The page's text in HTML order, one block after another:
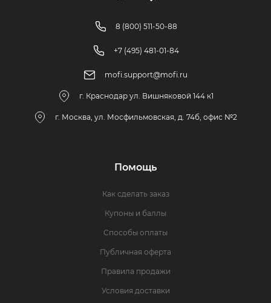
8 (800) 511-50-88
+7 (495) 481-01-84
mofi.support@mofi.ru
г. Краснодар ул. Вишняковой 144 к1
г. Москва, ул. Мосфильмовская, д. 74б, офис №2
Помощь
Как сделать заказ
Купоны и баллы
Способы оплаты
Публичная оферта
Правила продажи
Условия доставки